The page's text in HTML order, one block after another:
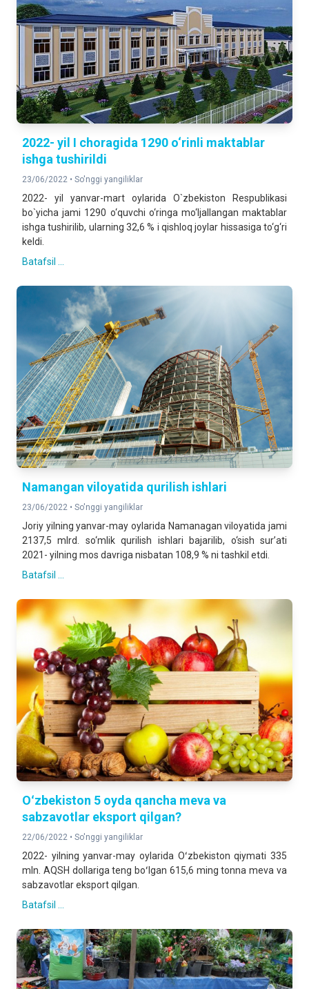
2022- yil I choragida 1290 o‘rinli maktablar
ishga tushirildi
23/06/2022 • So'nggi yangiliklar
2022- yil yanvar-mart oylarida O`zbekiston Respublikasi
bo`yicha jami 1290 o‘quvchi o‘ringa mo‘ljallangan maktablar
ishga tushirilib, ularning 32,6 % i qishloq joylar hissasiga to‘g‘ri
keldi.
Batafsil ...
Namangan viloyatida qurilish ishlari
23/06/2022 • So'nggi yangiliklar
Joriy yilning yanvar-may oylarida Namanagan viloyatida jami
2137,5 mlrd. so‘mlik qurilish ishlari bajarilib, o‘sish sur’ati
2021- yilning mos davriga nisbatan 108,9 % ni tashkil etdi.
Batafsil ...
Oʻzbekiston 5 oyda qancha meva va
sabzavotlar eksport qilgan?
22/06/2022 • So'nggi yangiliklar
2022- yilning yanvar-may oylarida Oʻzbekiston qiymati 335
mln. AQSH dollariga teng boʻlgan 615,6 ming tonna meva va
sabzavotlar eksport qilgan.
Batafsil ...